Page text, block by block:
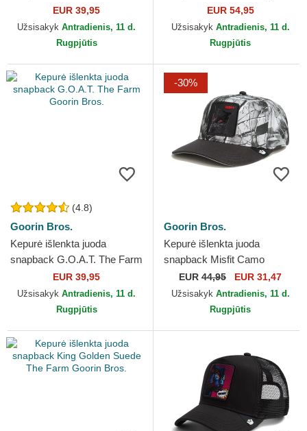
Core Combo The Farm
Goorin Bros.
EUR 39,95
Užsisakyk Antradienis, 11 d.
Rugpjūtis
The Element The Farm
Goorin Bros.
EUR 54,95
Užsisakyk Antradienis, 11 d.
Rugpjūtis
(4.8)
Goorin Bros.
Kepurė išlenkta juoda
snapback G.O.A.T. The Farm
Goorin Bros.EUR 39,95
Užsisakyk Antradienis, 11 d.
Rugpjūtis
-30%
Goorin Bros.
Kepurė išlenkta juoda
snapback Misfit Camo
Desaturated Camo The Farm
Goorin Bros.
EUR 44,95 EUR 31,47
Užsisakyk Antradienis, 11 d.
Rugpjūtis